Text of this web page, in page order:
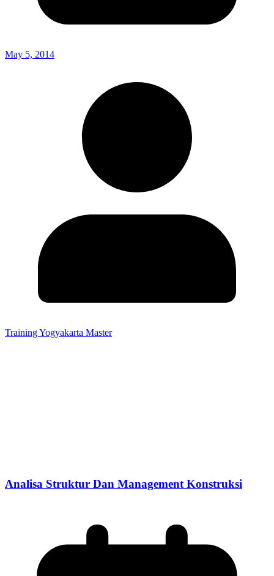
May 5, 2014
Training Yogyakarta Master
Analisa Struktur Dan Management Konstruksi